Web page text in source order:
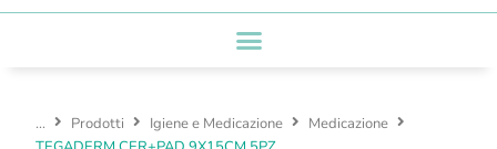
... Prodotti Igiene e Medicazione
Medicazione